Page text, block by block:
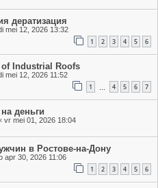
дератизация
mei 12, 2026 13:32
1 2 3 4 5 6
Industrial Roofs
mei 12, 2026 11:52
1 4 5 6 7
деньги
vr mei 01, 2026 18:04
в Ростове-на-Дону
apr 30, 2026 11:06
1 2 3 4 5 6